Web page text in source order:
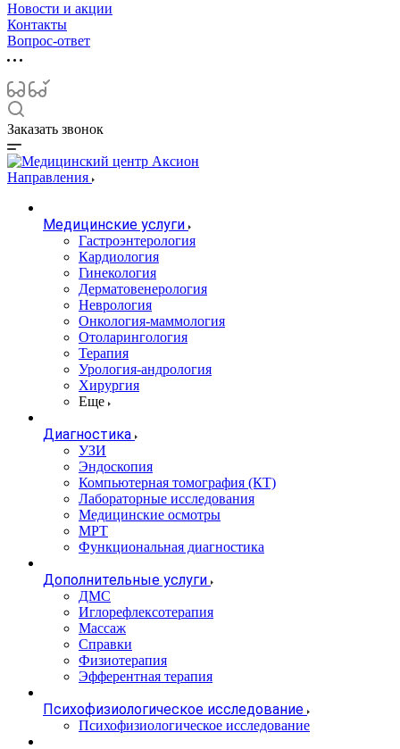
Новости и акции
Контакты
Вопрос-ответ
Заказать звонок
Направления
Медицинские услуги
Гастроэнтерология
Кардиология
Гинекология
Дерматовенерология
Неврология
Онкология-маммология
Отоларингология
Терапия
Урология-андрология
Хирургия
Еще
Диагностика
УЗИ
Эндоскопия
Компьютерная томография (КТ)
Лабораторные исследования
Медицинские осмотры
МРТ
Функциональная диагностика
Дополнительные услуги
ДМС
Иглорефлексотерапия
Массаж
Справки
Физиотерапия
Эфферентная терапия
Психофизиологическое исследование
Психофизиологическое исследование